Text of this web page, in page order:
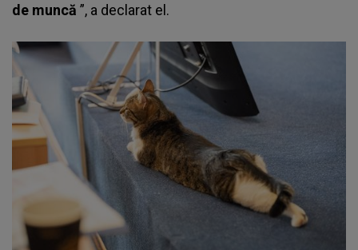
de muncă ”, a declarat el.